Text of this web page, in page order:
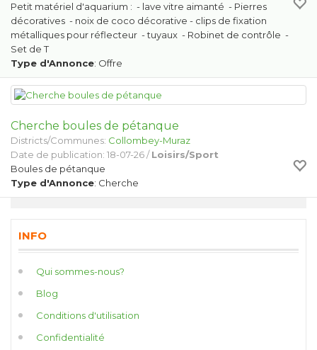
Petit matériel d'aquarium : - lave vitre aimanté - Pierres
décoratives - noix de coco décorative - clips de fixation
métalliques pour réflecteur - tuyaux - Robinet de contrôle -
Set de T
Type d'Annonce: Offre
Cherche boules de pétanque
Districts/Communes: Collombey-Muraz
Date de publication: 18-07-26 /Loisirs/Sport
Boules de pétanque
Type d'Annonce: Cherche
INFO
Qui sommes-nous?
Blog
Conditions d'utilisation
Confidentialité